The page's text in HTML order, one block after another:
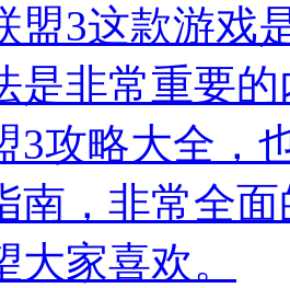
盟3这款游戏
是非常重要
3攻略大全，
南，非常全
大家喜欢。